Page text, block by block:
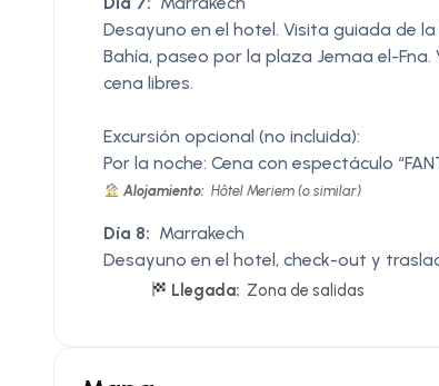
Desayuno en el hotel. Visita guiada de
Bahía, paseo por la plaza Jemaa el-
cena libres.
Excursión opcional (no incluida):
Por la noche: Cena con espectáculo
Alojamiento: Hôtel Meriem (o similar)
Día 8: Marrakech
Desayuno en el hotel, check-out y
Llegada: Zona de salidas